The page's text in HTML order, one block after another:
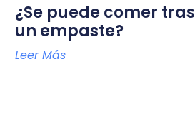
¿Se puede comer tras
un empaste?
Leer Más